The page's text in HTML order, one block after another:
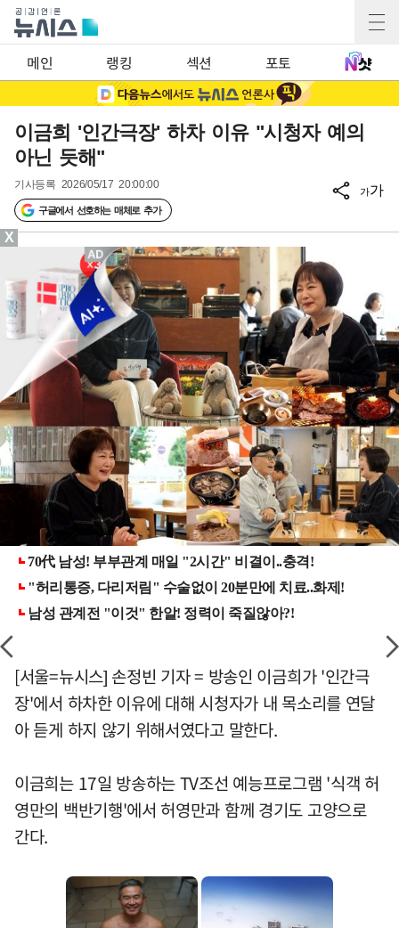
메인 랭킹 섹션 포토
이금희 '인간극장' 하차 이유 "시청자 예의
아닌 듯해"
기사등록 2026/05/17 20:00:00
구글에서 선호하는 매체로 추가
가가
[서울=뉴시스] 손정빈 기자 = 방송인 이금희가 '인간극
장'에서 하차한 이유에 대해 시청자가 내 목소리를 연달
아 듣게 하지 않기 위해서였다고 말한다.
이금희는 17일 방송하는 TV조선 예능프로그램 '식객 허
영만의 백반기행'에서 허영만과 함께 경기도 고양으로
간다.
X